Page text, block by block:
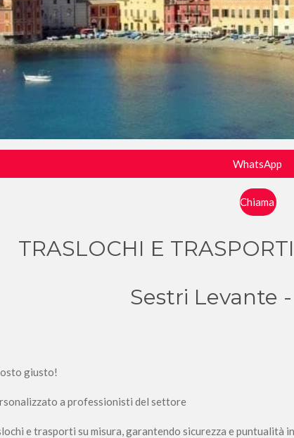
WhatsApp
Chiama
TRASLOCHI E
Sestri Levante
giusto!
a professionisti del settore
e trasporti su misura, garantendo sicurezza e puntualità